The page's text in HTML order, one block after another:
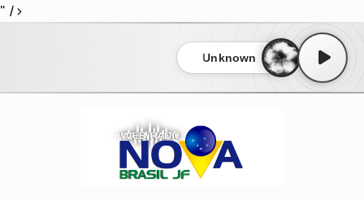
" />
Unknown